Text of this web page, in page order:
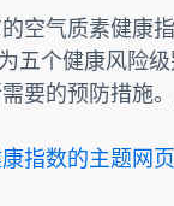
空气质素健康
五个健康风险
要的预防措施
指数的主题网页